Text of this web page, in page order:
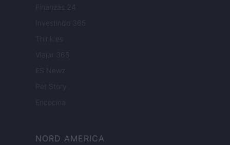
Finanzas 24
Investindo 365
Think.es
Viajar 365
ES Newz
Pet Story
Encocina
NORD AMERICA